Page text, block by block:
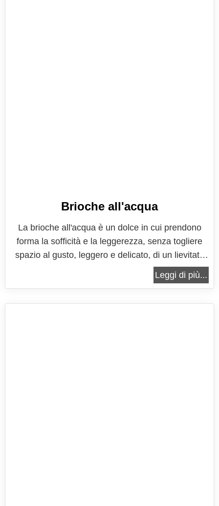
Brioche all'acqua
La brioche all'acqua è un dolce in cui prendono
forma la sofficità e la leggerezza, senza togliere
spazio al gusto, leggero e delicato, di un lievitato
tanto amato per la merenda e la colazione. Le note
di vaniglia e la vellutata dolcezza che si può
Leggi di più...